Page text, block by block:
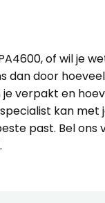
of wil je
dan door
verpakt en
kan met
past. Bel ons
.